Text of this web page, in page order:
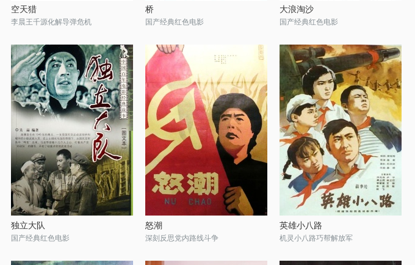
空天猎
李晨王千源化解导弹危机
桥
国产经典红色电影
大浪淘沙
国产经典红色电影
独立大队
国产经典红色电影
怒潮
深刻反思党内路线斗争
英雄小八路
机灵小八路巧帮解放军